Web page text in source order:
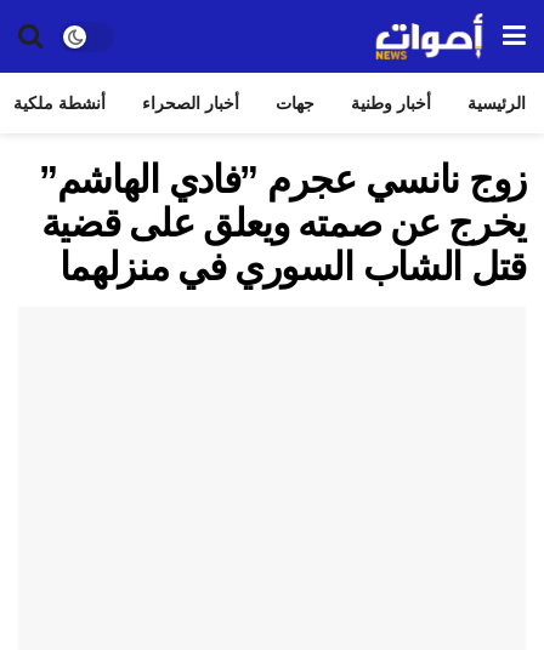
الرئيسية أخبار وطنية جهات أخبار الصحراء أنشطة ملكية
زوج نانسي عجرم ”فادي الهاشم”
يخرج عن صمته ويعلق على قضية
قتل الشاب السوري في منزلهما